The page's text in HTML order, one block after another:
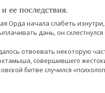
ее последствия.
Орда начала слабеть
дань, он
отвоевать некоторую
совершившего
битве случился